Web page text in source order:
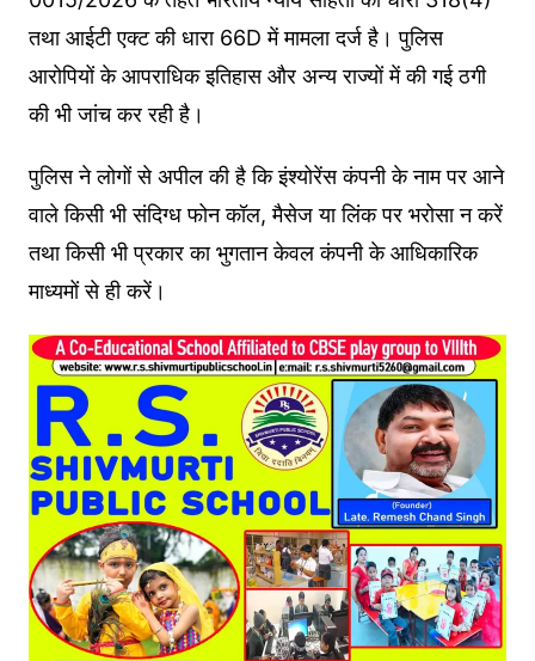
तथा आईटी एक्ट की धारा 66D में मामला दर्ज है। पुलिस
आरोपियों के आपराधिक इतिहास और अन्य राज्यों में की गई ठगी
की भी जांच कर रही है।
पुलिस ने लोगों से अपील की है कि इंश्योरेंस कंपनी के नाम पर आने
वाले किसी भी संदिग्ध फोन कॉल, मैसेज या लिंक पर भरोसा न करें
तथा किसी भी प्रकार का भुगतान केवल कंपनी के आधिकारिक
माध्यमों से ही करें।